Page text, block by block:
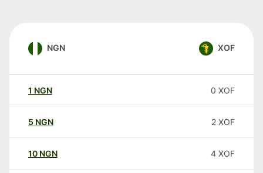
NGN XOF
1 NGN 0 XOF
5 NGN 2 XOF
10 NGN 4 XOF